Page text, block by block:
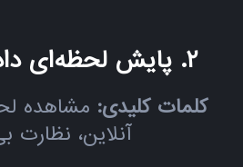
۲. پایش لحظه‌ای داده‌های کیفی
کلمات کلیدی: مشاهده
آنلاین، نظارت